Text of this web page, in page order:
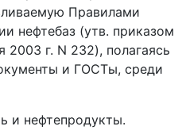
Правилами
нефтебаз (утв. приказом
г. N 232), полагаясь
и ГОСТы, среди
и нефтепродукты.